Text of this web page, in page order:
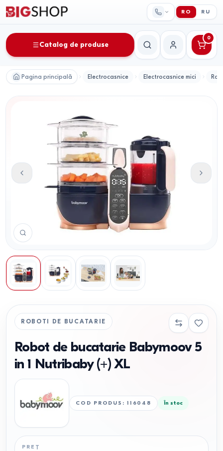
RO RU
Catalog de produse
CăutareContul meu
0
Pagina principală Electrocasnice Electrocasnice mici
ROBOTI DE BUCATARIE
Robot de bucatarie Babymoov 5
in 1 Nutribaby (+) XL
COD PRODUS :116048 În stoc
PREȚ